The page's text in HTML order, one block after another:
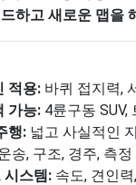
하고 새로운 맵을
적용: 바퀴 접지력,
가능: 4륜구동 SUV,
행: 넓고 사실적인
송, 구조, 경주, 측
시스템: 속도, 견인